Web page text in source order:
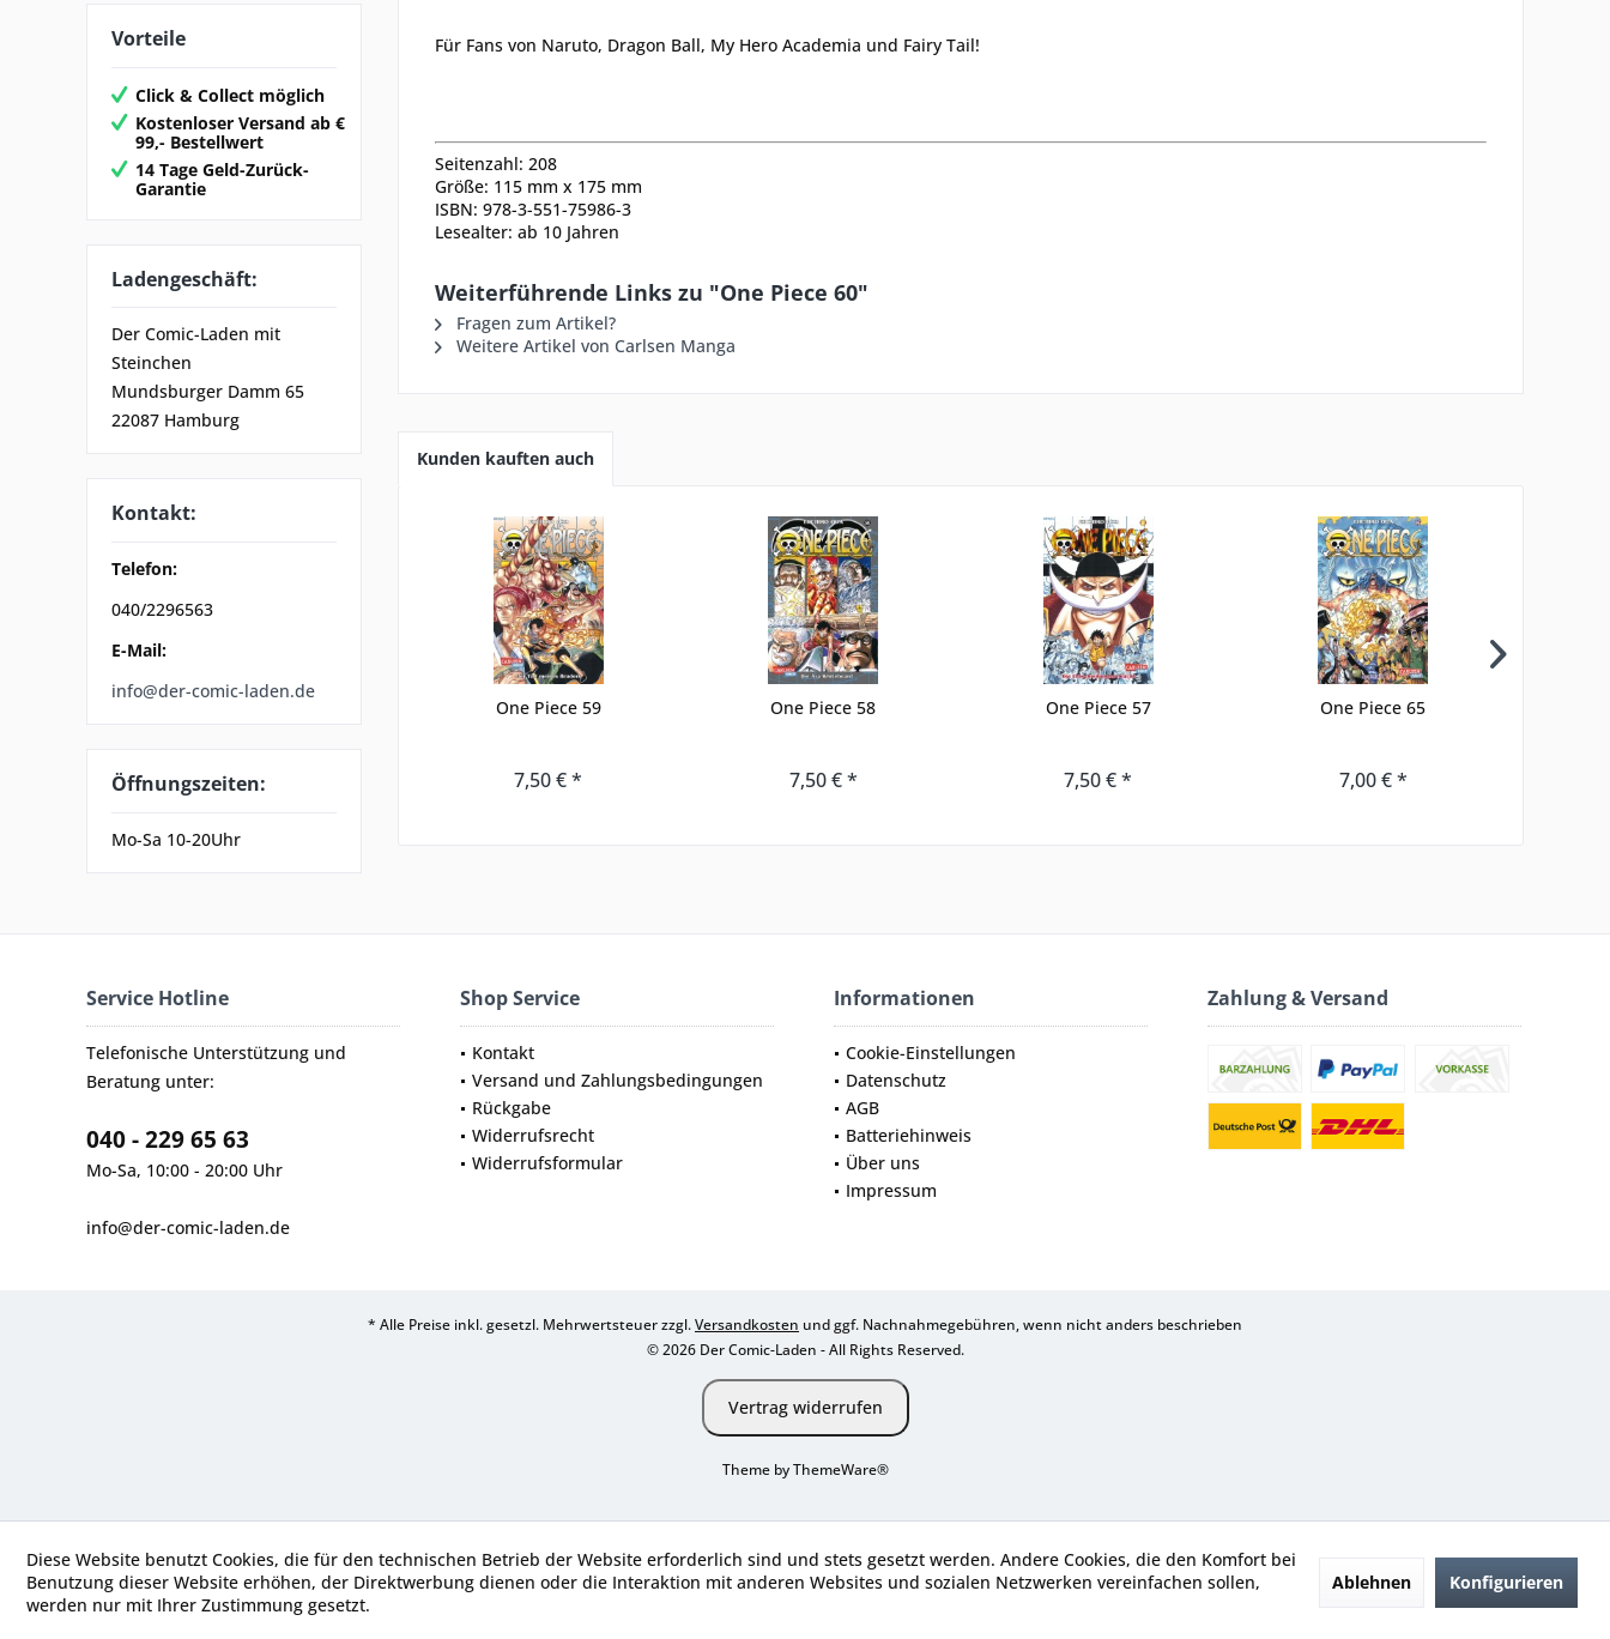
Vorteile
Click & Collect möglich
Kostenloser Versand ab €
99,- Bestellwert
14 Tage Geld-Zurück-
Garantie
Ladengeschäft:
Der Comic-Laden mit
Steinchen
Mundsburger Damm 65
22087 Hamburg
Kontakt:
Telefon:
040/2296563
E-Mail:
info@der-comic-laden.de
Öffnungszeiten:
Mo-Sa 10-20Uhr
Für Fans von Naruto, Dragon Ball, My Hero Academia und Fairy Tail!
Seitenzahl: 208
Größe: 115 mm x 175 mm
ISBN: 978-3-551-75986-3
Lesealter: ab 10 Jahren
Weiterführende Links zu "One Piece 60"
Fragen zum Artikel?
Weitere Artikel von Carlsen Manga
Kunden kauften auch
One Piece 59
7,50 € *
One Piece 58
7,50 € *
One Piece 57
7,50 € *
One Piece 65
7,00 € *
Service Hotline
Telefonische Unterstützung und
Beratung unter:
040 - 229 65 63
Mo-Sa, 10:00 - 20:00 Uhr
info@der-comic-laden.de
Shop Service
Kontakt
Versand und Zahlungsbedingungen
Rückgabe
Widerrufsrecht
Widerrufsformular
Informationen
Cookie-Einstellungen
Datenschutz
AGB
Batteriehinweis
Über uns
Impressum
Zahlung & Versand
* Alle Preise inkl. gesetzl. Mehrwertsteuer zzgl.Versandkosten und ggf. Nachnahmegebühren, wenn nicht anders beschrieben
© 2026 Der Comic-Laden - All Rights Reserved.
Vertrag widerrufen
Theme byThemeWare®
Diese Website benutzt Cookies, die für den technischen Betrieb der Website erforderlich sind und stets gesetzt werden. Andere Cookies, die den Komfort bei
Benutzung dieser Website erhöhen, der Direktwerbung dienen oder die Interaktion mit anderen Websites und sozialen Netzwerken vereinfachen sollen,
werden nur mit Ihrer Zustimmung gesetzt.
Ablehnen Konfigurieren